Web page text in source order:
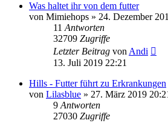
Was haltet ihr von dem futter
von Mimiehops » 24. Dezember
11 Antworten
32709 Zugriffe
Letzter Beitrag von Andi
13. Juli 2019 22:21
Hills - Futter führt zu Erkrankungen
von Lilasblue » 27. März 2019
9 Antworten
27030 Zugriffe